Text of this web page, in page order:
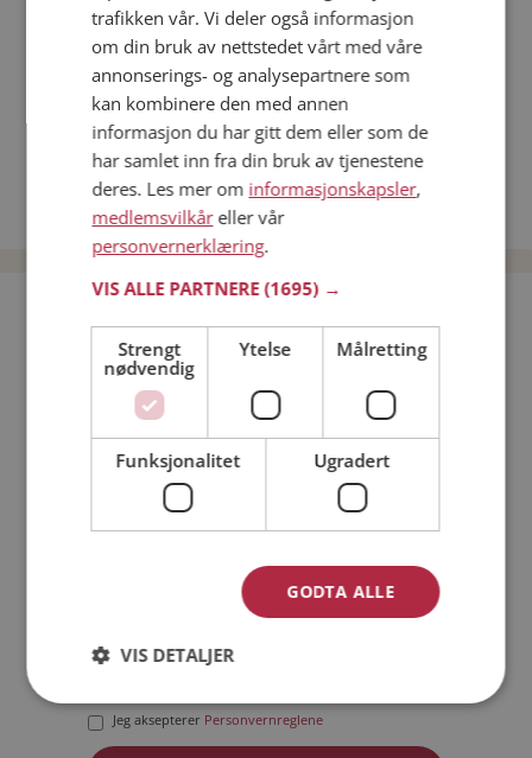
Fler single
Flere singlekvinner fra Heim Vilma Whiskas
Menn fra Heim
Date kvinner i Norge
Date menn i Norge
Jeg er en: Mann Kvinne
Min alder:
Jeg aksepterer Personvernreglene
trafikken vår. Vi deler også informasjon
om din bruk av nettstedet vårt med våre
annonserings- og analysepartnere som
kan kombinere den med annen
informasjon du har gitt dem eller som de
har samlet inn fra din bruk av tjenestene
deres. Les mer om informasjonskapsler,
medlemsvilkåreller vår
personvernerklæring.
VIS ALLE PARTNERE(1695) →
Strengt
nødvendig
Ytelse Målretting
Funksjonalitet Ugradert
GODTA ALLE
VIS DETALJER